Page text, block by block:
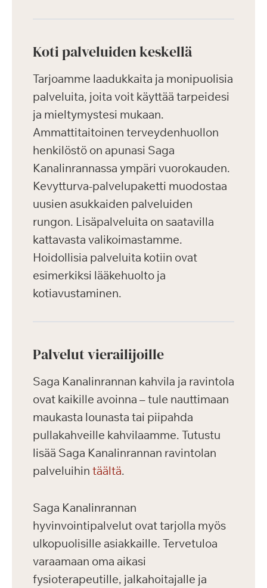
Koti palveluiden keskellä
Tarjoamme laadukkaita ja monipuolisia
palveluita, joita voit käyttää tarpeidesi
ja mieltymystesi mukaan.
Ammattitaitoinen terveydenhuollon
henkilöstö on apunasi Saga
Kanalinrannassa ympäri vuorokauden.
Kevytturva-palvelupaketti muodostaa
uusien asukkaiden palveluiden
rungon. Lisäpalveluita on saatavilla
kattavasta valikoimastamme.
Hoidollisia palveluita kotiin ovat
esimerkiksi lääkehuolto ja
kotiavustaminen.
Palvelut vierailijoille
Saga Kanalinrannan kahvila ja ravintola
ovat kaikille avoinna – tule nauttimaan
maukasta lounasta tai piipahda
pullakahveille kahvilaamme. Tutustu
lisää Saga Kanalinrannan ravintolan
palveluihin täältä.
Saga Kanalinrannan
hyvinvointipalvelut ovat tarjolla myös
ulkopuolisille asiakkaille. Tervetuloa
varaamaan oma aikasi
fysioterapeutille, jalkahoitajalle ja